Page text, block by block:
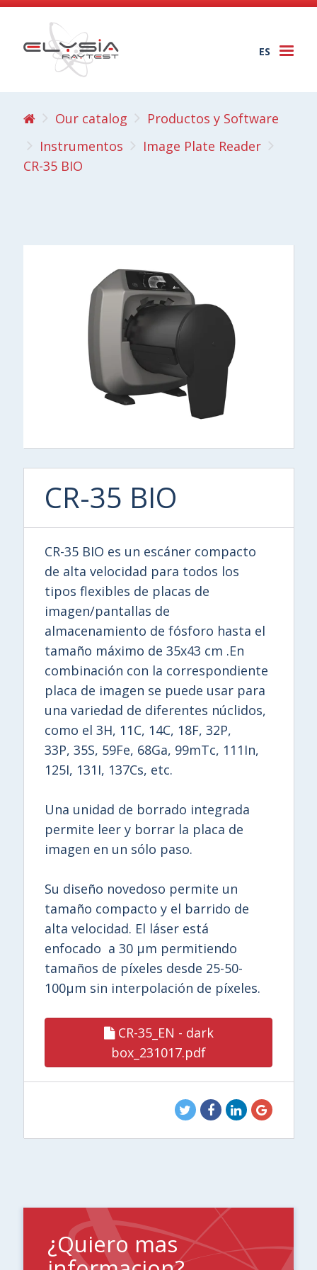
ES
Our catalog
Productos y Software
Instrumentos
Image Plate Reader
CR-35 BIO
CR-35 BIO
CR-35 BIO es un escáner compacto
de alta velocidad para todos los
tipos flexibles de placas de
imagen/pantallas de
almacenamiento de fósforo hasta el
tamaño máximo de 35x43 cm .En
combinación con la correspondiente
placa de imagen se puede usar para
una variedad de diferentes núclidos,
como el 3H, 11C, 14C, 18F, 32P,
33P, 35S, 59Fe, 68Ga, 99mTc, 111In,
125I, 131I, 137Cs, etc.
Una unidad de borrado integrada
permite leer y borrar la placa de
imagen en un sólo paso.
Su diseño novedoso permite un
tamaño compacto y el barrido de
alta velocidad. El láser está
enfocado a 30 μm permitiendo
tamaños de píxeles desde 25-50-
100µm sin interpolación de píxeles.
CR-35_EN - dark
box_231017.pdf
¿Quiero mas